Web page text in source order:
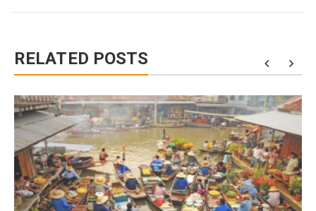
RELATED POSTS